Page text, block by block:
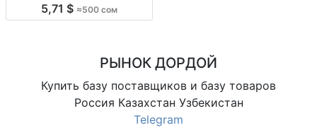
5,71 $ ≈500 сом
РЫНОК ДОРДОЙ
Купить базу поставщиков и базу товаров
Россия Казахстан Узбекистан
Telegram